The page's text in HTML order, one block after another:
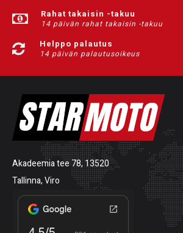
Rahat takaisin -takuu
14 päivän rahat takaisin -takuu
Helppo palautus
14 päivän palautusoikeus
Akadeemia tee 78, 13520
Tallinna, Viro